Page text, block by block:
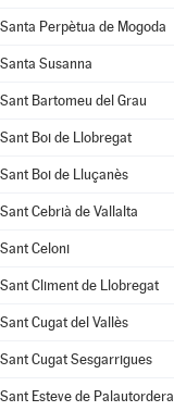
Santa Perpètua de Mogoda
Santa Susanna
Sant Bartomeu del Grau
Sant Boi de Llobregat
Sant Boi de Lluçanès
Sant Cebrià de Vallalta
Sant Celoni
Sant Climent de Llobregat
Sant Cugat del Vallès
Sant Cugat Sesgarrigues
Sant Esteve de Palautordera